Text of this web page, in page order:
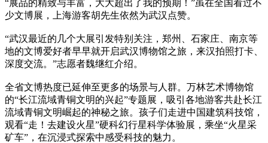
“展品的精致与丰富，大大超出了我的预期！”虽在全国看过不
少文博展，上海游客胡先生依然为武汉点赞。
“武汉最近的几个大展引发特别关注，郑州、石家庄、南京等
地的文博爱好者早早就开启武汉博物馆之旅，来汉拍照打卡、
深度交流。”志愿者魏继红介绍。
全省文博热度已延伸至更多的场景与人群。万林艺术博物馆
的“长江流域青铜文明的兴起”专题展，吸引各地游客共赴长江
流域青铜文明崛起的神秘之旅。孩子们走进中国建筑科技馆，
观看“走！去建设火星”硬科幻行星科学体验展，乘坐“火星采
矿车”，在沉浸式探索中感受科技的魅力。